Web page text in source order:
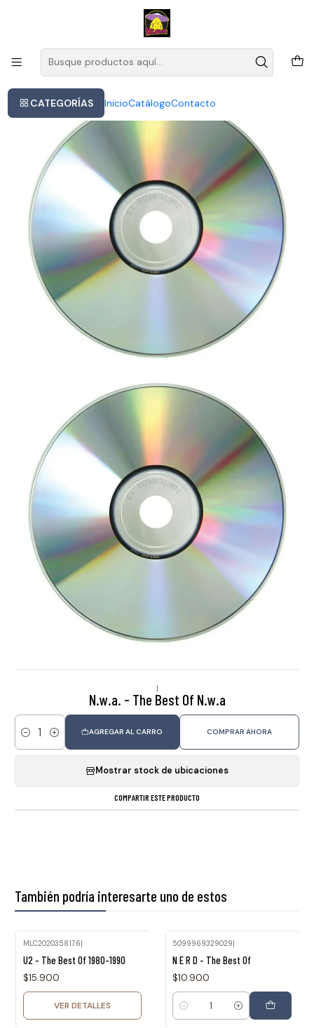
CATEGORÍAS InicioCatálogoContacto
Este es el texto del slide
|
N.w.a. - The Best Of N.w.a
Cantidad
AGREGAR AL CARRO COMPRAR AHORA
Mostrar stock de ubicaciones
COMPARTIR ESTE PRODUCTO
También podría interesarte uno de estos
MLC2020358176|
U2 - The Best Of 1980-1990
$15.900
VER DETALLES
5099969329029|
N E R D - The Best Of
$10.900
Cantidad